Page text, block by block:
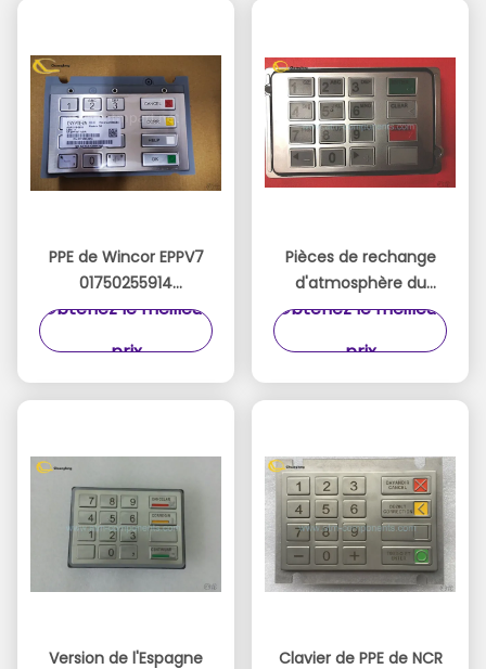
PPE de Wincor EPPV7
01750255914
/1750255914 de clavier
Wincor
Obtenez le meilleur
prix
Pièces de rechange
d'atmosphère du
clavier numérique
de Nautilus Hyosung
Obtenez le meilleur
prix
Version de l'Espagne
Clavier de PPE de NCR